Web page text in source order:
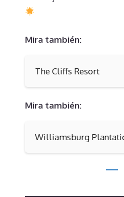
Mira también:
The Cliffs Resort
Mira también:
Williamsburg